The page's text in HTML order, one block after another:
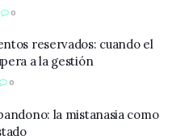
0
reservados: cuando el
a la gestión
0
la mistanasia como